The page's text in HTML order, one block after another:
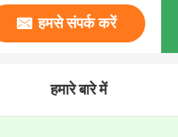
हमसे संपर्क करें
हमारे बारे में